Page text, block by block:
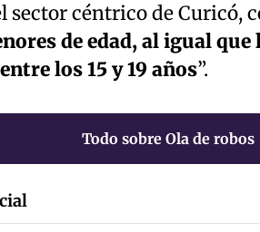
céntrico de Curicó,
de edad, al igual
los 15 y 19 años”.
Todo sobre Ola de robos